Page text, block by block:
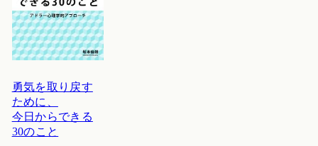
勇気を取り戻す
ために、
今日からできる
30のこと